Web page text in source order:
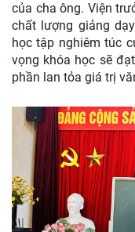
của cha ông. Viện
chất lượng giảng
học tập nghiêm túc
vọng khóa học sẽ
phần lan tỏa giá trị